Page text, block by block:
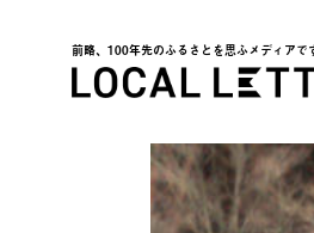
前略、100年先のふるさとを思ふメディアで